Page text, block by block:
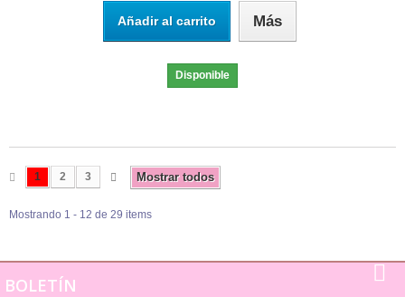
Añadir al carrito Más
Disponible
Mostrar todos
1 2 3
Mostrando 1 - 12 de 29 items
BOLETÍN